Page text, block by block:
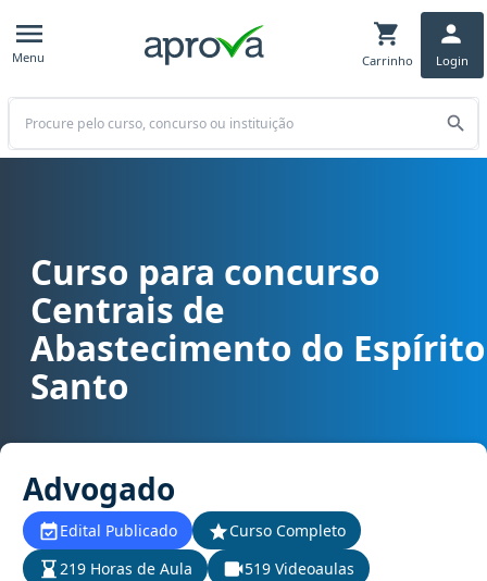
Menu Carrinho Login
Buscar
Curso para concurso CEASA ES - Centrais de Abastecimento do
Curso para concurso
Centrais de
Abastecimento do Espírito
Santo
Advogado
Edital Publicado
Curso Completo
219 Horas de Aula
519 Videoaulas